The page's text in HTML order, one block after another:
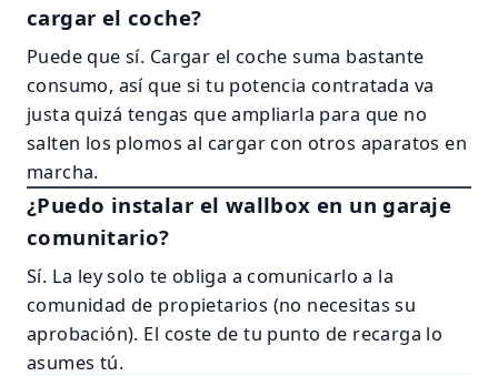
cargar el coche?
Puede que sí. Cargar el coche suma bastante
consumo, así que si tu potencia contratada va
justa quizá tengas que ampliarla para que no
salten los plomos al cargar con otros aparatos en
marcha.
¿Puedo instalar el wallbox en un garaje
comunitario?
Sí. La ley solo te obliga a comunicarlo a la
comunidad de propietarios (no necesitas su
aprobación). El coste de tu punto de recarga lo
asumes tú.